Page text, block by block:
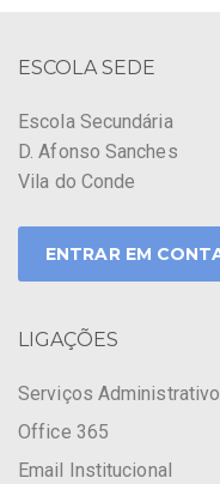
ESCOLA SEDE
Escola Secundária
D. Afonso Sanches
Vila do Conde
ENTRAR EM
LIGAÇÕES
Serviços
Office 365
Email Institucional